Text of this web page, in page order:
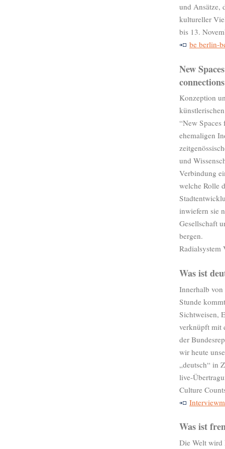
und Ansätze,
kultureller
bis 13.
be berlin-
New
Konzeption
“New
ehemaligen
und
Verbindung
welche Rolle
inwiefern sie
Gesellschaft
bergen.
Radialsystem
Was ist
Innerhalb von
Stunde
Sichtweisen,
verknüpft mit
der
wir heute
„deutsch“ in
live-
Culture
Was ist
Die Welt wird